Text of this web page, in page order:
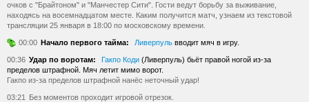
очков с "Брайтоном" и "Манчестер Сити". Гости ведут борьбу за выживание,
находясь на восемнадцатом месте. Каким получится матч, узнаем из текстовой
трансляции 25 января в 18:00 по московскому времени.
00:00 Начало первого тайма: Ливерпуль вводит мяч в игру.
00:36 Удар по воротам: Гакпо Коди (Ливерпуль) бьёт правой ногой из-за
пределов штрафной. Мяч летит мимо ворот.
Гакпо из-за пределов штрафной нанёс неточный удар!
03:21 Без моментов проходит игровой отрезок.